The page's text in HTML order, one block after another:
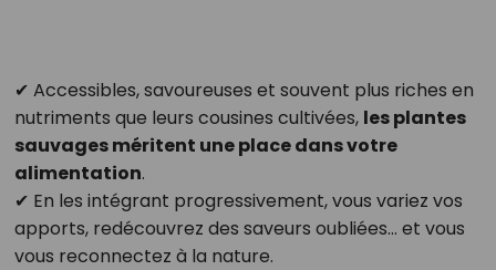
✔ Accessibles, savoureuses et souvent plus riches en
nutriments que leurs cousines cultivées, les plantes
sauvages méritent une place dans votre
alimentation.
✔ En les intégrant progressivement, vous variez vos
apports, redécouvrez des saveurs oubliées… et vous
vous reconnectez à la nature.